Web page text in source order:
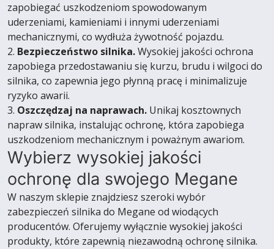
zapobiegać uszkodzeniom spowodowanym
uderzeniami, kamieniami i innymi uderzeniami
mechanicznymi, co wydłuża żywotność pojazdu.
2. Bezpieczeństwo silnika.Wysokiej jakości ochrona
zapobiega przedostawaniu się kurzu, brudu i wilgoci do
silnika, co zapewnia jego płynną pracę i minimalizuje
ryzyko awarii.
3. Oszczędzaj na naprawach. Unikaj kosztownych
napraw silnika, instalując ochronę, która zapobiega
uszkodzeniom mechanicznym i poważnym awariom.
Wybierz wysokiej jakości
ochronę dla swojego Megane
W naszym sklepie znajdziesz szeroki wybór
zabezpieczeń silnika do Megane od wiodących
producentów. Oferujemy wyłącznie wysokiej jakości
produkty, które zapewnią niezawodną ochronę silnika.